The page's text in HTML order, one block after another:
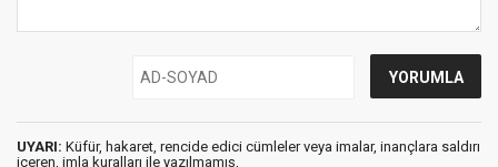
UYARI: Küfür, hakaret, rencide edici cümleler veya imalar, inançlara saldırı
içeren, imla kuralları ile yazılmamış,